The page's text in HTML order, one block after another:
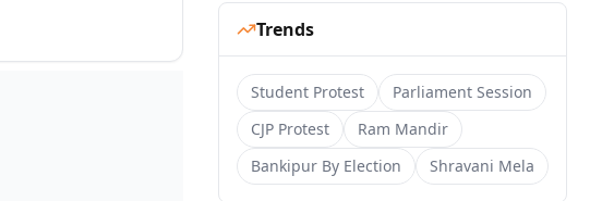
Trends
Student Protest
Parliament Session
CJP Protest
Ram Mandir
Bankipur By Election
Shravani Mela